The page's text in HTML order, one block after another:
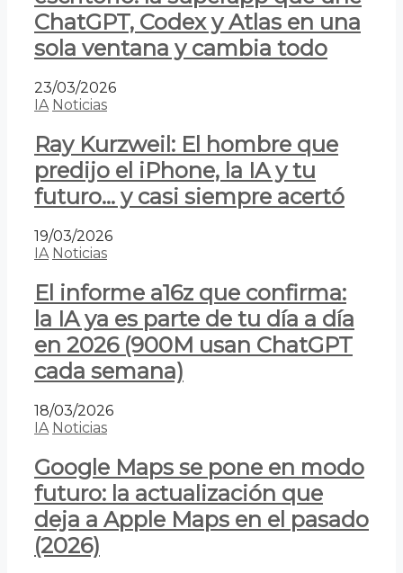
ChatGPT, Codex y Atlas en una
sola ventana y cambia todo
23/03/2026
IA Noticias
Ray Kurzweil: El hombre que
predijo el iPhone, la IA y tu
futuro… y casi siempre acertó
19/03/2026
IA Noticias
El informe a16z que confirma:
la IA ya es parte de tu día a día
en 2026 (900M usan ChatGPT
cada semana)
18/03/2026
IA Noticias
Google Maps se pone en modo
futuro: la actualización que
deja a Apple Maps en el pasado
(2026)